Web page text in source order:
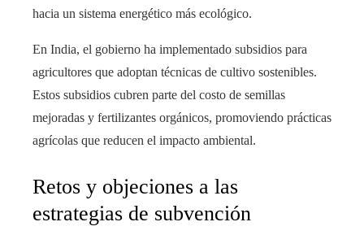
hacia un sistema energético más ecológico.
En India, el gobierno ha implementado subsidios para
agricultores que adoptan técnicas de cultivo sostenibles.
Estos subsidios cubren parte del costo de semillas
mejoradas y fertilizantes orgánicos, promoviendo prácticas
agrícolas que reducen el impacto ambiental.
Retos y objeciones a las
estrategias de subvención